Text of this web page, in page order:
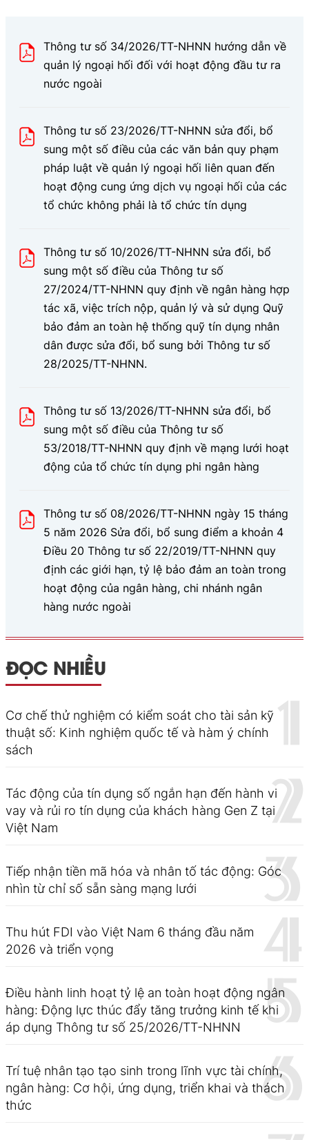
Thông tư số 34/2026/TT-NHNN hướng dẫn về
quản lý ngoại hối đối với hoạt động đầu tư ra
nước ngoài
Thông tư số 23/2026/TT-NHNN sửa đổi, bổ
sung một số điều của các văn bản quy phạm
pháp luật về quản lý ngoại hối liên quan đến
hoạt động cung ứng dịch vụ ngoại hối của các
tổ chức không phải là tổ chức tín dụng
Thông tư số 10/2026/TT-NHNN sửa đổi, bổ
sung một số điều của Thông tư số
27/2024/TT-NHNN quy định về ngân hàng hợp
tác xã, việc trích nộp, quản lý và sử dụng Quỹ
bảo đảm an toàn hệ thống quỹ tín dụng nhân
dân được sửa đổi, bổ sung bởi Thông tư số
28/2025/TT-NHNN.
Thông tư số 13/2026/TT-NHNN sửa đổi, bổ
sung một số điều của Thông tư số
53/2018/TT-NHNN quy định về mạng lưới hoạt
động của tổ chức tín dụng phi ngân hàng
Thông tư số 08/2026/TT-NHNN ngày 15 tháng
5 năm 2026 Sửa đổi, bổ sung điểm a khoản 4
Điều 20 Thông tư số 22/2019/TT-NHNN quy
định các giới hạn, tỷ lệ bảo đảm an toàn trong
hoạt động của ngân hàng, chi nhánh ngân
hàng nước ngoài
ĐỌC NHIỀU
Cơ chế thử nghiệm có kiểm soát cho tài sản kỹ
thuật số: Kinh nghiệm quốc tế và hàm ý chính
sách
Tác động của tín dụng số ngắn hạn đến hành vi
vay và rủi ro tín dụng của khách hàng Gen Z tại
Việt Nam
Tiếp nhận tiền mã hóa và nhân tố tác động: Góc
nhìn từ chỉ số sẵn sàng mạng lưới
Thu hút FDI vào Việt Nam 6 tháng đầu năm
2026 và triển vọng
Điều hành linh hoạt tỷ lệ an toàn hoạt động ngân
hàng: Động lực thúc đẩy tăng trưởng kinh tế khi
áp dụng Thông tư số 25/2026/TT-NHNN
Trí tuệ nhân tạo tạo sinh trong lĩnh vực tài chính,
ngân hàng: Cơ hội, ứng dụng, triển khai và thách
thức